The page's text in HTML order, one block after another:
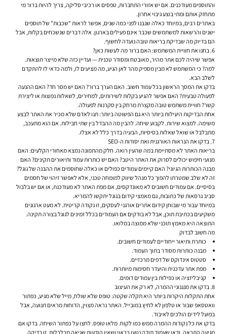
והתוספים מעודכנים. אם יש אזורי התחברות, טפסים או רכיבי סליקה, צריך להיות ברור מי
מתחזק אותם ומתי בוצע גיבוי אחרון.
באתרים רבים, במיוחד כאלה שנבנו לפני כמה שנים, אפשר לראות "שכבות" של תוספים
ישנים והרשאות למשתמשים שכבר אינם פעילים בארגון. אלה דברים שנשכחים בקלות, אבל
הם בדיוק מה שבדיקת בריאות טובה נועדה לחשוף.
6. בחנו את חוויית המשתמש: האם ברור מה לעשות כאן?
אפשר שיהיה לכם אתר מהיר, מאובטח ומסודר טכנית — ועדיין כזה שלא מייצר תוצאות.
למה? כי המשתמש לא מבין מספיק מהר לאן הגיע, מה מציעים לו, ולמה כדאי לו להתקדם
לשלב הבא.
בדקו את המסך הראשון בכל עמוד חשוב. האם הערך ברור? האם יש מסר חד? האם ההנעה
לפעולה טבעית? האם אפשר להגיע בקלות לשירותים, למחירים, לשאלות נפוצות או ליצירת
קשר? חוויית משתמש טובה מקצרת מרחק בין סקרנות לפעולה.
אחת הבדיקות היעילות ביותר היא גם הפשוטה ביותר: תנו לאדם שלא מכיר את האתר לבצע
משימה. למצוא שירות. לקבוע שיחה. להבין מה ההבדל בין שתי חבילות. אם הוא מתעכב,
מתבלבל או שואל שאלות בסיסיות, הבעיה בדרך כלל לא אצלו.
7. בדקו את הנראות האורגנית ואת יסודות ה-SEO
בריאות האתר לא מסתיימת במה שהעין רואה. חלק מהתמונה נמצא מאחורי הקלעים: האם
מנועי חיפוש יכולים לסרוק את האתר היטב? האם יש כותרות עמוד ותיאורים תקינים? האם
מבנה הכותרות הגיוני? האם קיימים עמודים כפולים או כאלה שחוסמים את ההבנה של גוגל?
זה לא שלב שמטרתו להפוך כל מנהל שיווק למומחה טכני, אלא לאפשר זיהוי של חסמים
בסיסיים. אם עמודים חשובים לא מאונדקסים, אם מפת האתר לא מעודכנת, או אם יש בלבול
סביב גרסאות של כתובות, גם מאמצי קידום בגוגל יתקשו להמריא.
במיוחד עבור מי שבוחן קידום אתרים אורגני לעסקים, זו נקודה קריטית. לא מעט ארגונים
משקיעים בכתיבת תוכן, אבל לא בודקים אם העמודים בכלל זמינים לגוגל בצורה תקינה.
התוצאה היא מאמץ תוכני שלא ממוצה במלואו.
מה חשוב לבדוק
כותרת ותיאור ייחודיים לעמודים חשובים.
מבנה כותרות מסודר בתוך העמוד.
סטטוס אינדוקס של דפים מרכזיים.
מפת אתר עדכנית והיעדר חסימות מיותרות.
קניבליזציה או כפילות בין עמודים דומים.
8. בדקו את מנגנוני ההמרה, לא רק את העיצוב
אחת התקלות היקרות ביותר היא תקלה שקטה: טופס שלא שולח, מייל שלא מגיע, כפתור
וואטסאפ שבור או טלפון לא לחיץ במובייל. האתר נראה מצוין, הדוחות מראים תנועה, אבל
בפועל לידים הולכים לאיבוד.
בדקו את כל נקודות ההמרה ממש כמו לקוח. מלאו טופס. לחצו על כפתור השיחה. בדקו אם
מגיעה התראה. ודאו שעמוד תודה נטען כראוי ושאין הודעות שגיאה מבלבלות. זו בדיקה